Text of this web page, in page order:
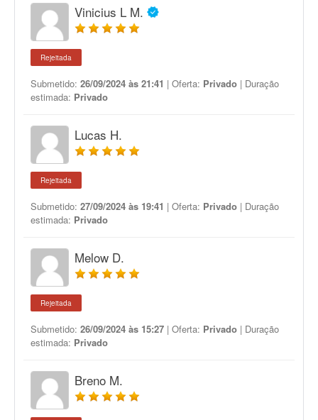
Vinicius L M.
Rejeitada
Submetido: 26/09/2024 às 21:41 | Oferta: Privado | Duração
estimada: Privado
Lucas H.
Rejeitada
Submetido: 27/09/2024 às 19:41 | Oferta: Privado | Duração
estimada: Privado
Melow D.
Rejeitada
Submetido: 26/09/2024 às 15:27 | Oferta: Privado | Duração
estimada: Privado
Breno M.